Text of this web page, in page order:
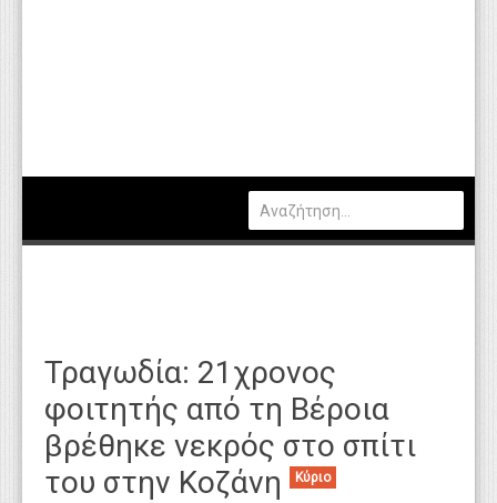
Τραγωδία: 21χρονος
φοιτητής από τη Βέροια
βρέθηκε νεκρός στο σπίτι
του στην Κοζάνη
Κύριο
Καιρός
Τεχνολογία
Εκπαίδευση
Υγεία